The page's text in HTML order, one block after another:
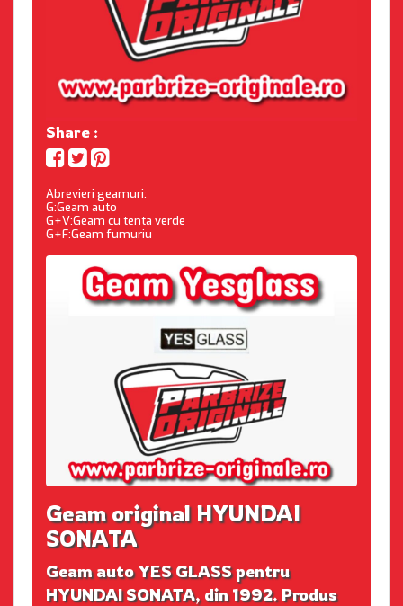
Share :
Abrevieri geamuri:
G:Geam auto
G+V:Geam cu tenta verde
G+F:Geam fumuriu
Geam original HYUNDAI
SONATA
Geam auto YES GLASS pentru
HYUNDAI SONATA, din 1992. Produs